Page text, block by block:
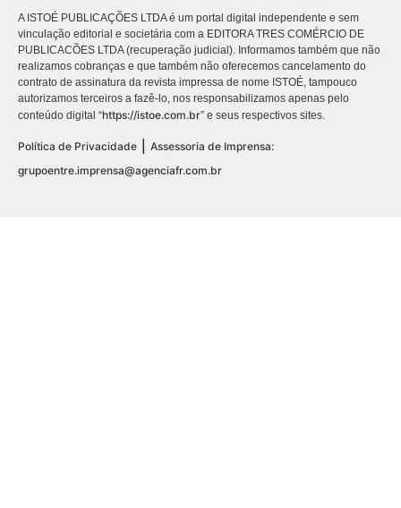
A ISTOÉ PUBLICAÇÕES LTDA é um portal digital independente e sem
vinculação editorial e societária com a EDITORA TRES COMÉRCIO DE
PUBLICACÕES LTDA (recuperação judicial). Informamos também que não
realizamos cobranças e que também não oferecemos cancelamento do
contrato de assinatura da revista impressa de nome ISTOÉ, tampouco
autorizamos terceiros a fazê-lo, nos responsabilizamos apenas pelo
conteúdo digital “https://istoe.com.br” e seus respectivos sites.
Política de Privacidade
Assessoria de Imprensa:
grupoentre.imprensa@agenciafr.com.br